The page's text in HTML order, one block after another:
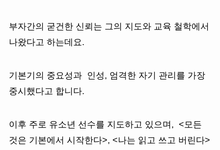
부자간의 굳건한 신뢰는 그의 지도와 교육 철학에서
나왔다고 하는데요.
기본기의 중요성과 인성, 엄격한 자기 관리를 가장
중시했다고 합니다.
이후 주로 유소년 선수를 지도하고 있으며, <모든
것은 기본에서 시작한다>, <나는 읽고 쓰고 버린다>